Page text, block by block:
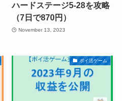
ハードステージ5-28を攻略
（7日で870円）
November 13, 2023
ポイ活ゲーム